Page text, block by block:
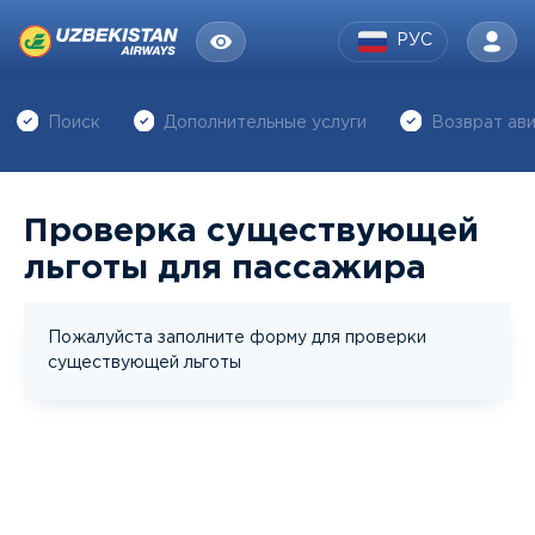
Поиск Дополнительные услуги Возврат
РУС
Проверка существующей
льготы для пассажира
Пожалуйста заполните форму для проверки
существующей льготы